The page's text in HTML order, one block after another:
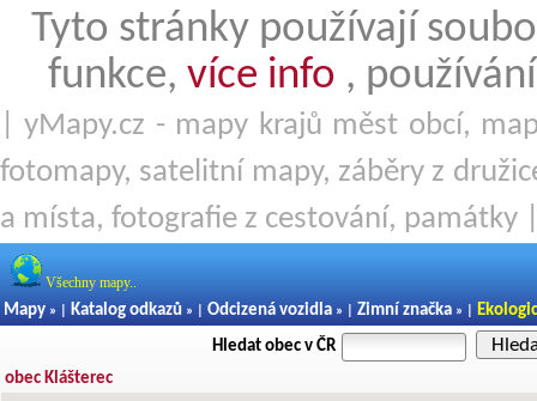
Tyto stránky používají
funkce, více info ,
| yMapy.cz - mapy krajů měst obcí,
fotomapy, satelitní mapy, záběry z
a místa, fotografie z cestování, památky
Všechny mapy..
Mapy » | Katalog odkazů » | Odcizená vozidla » | Zimní značka » |
Hledat obec v ČR
obec Klášterec